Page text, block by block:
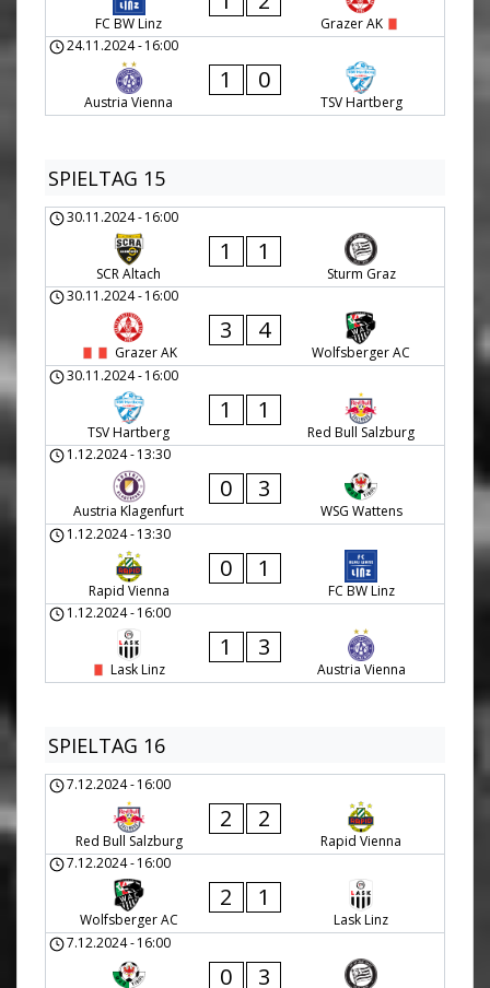
FC BW Linz
Grazer AK
24.11.2024-16:00
Austria Vienna
1 0
TSV Hartberg
SPIELTAG 15
30.11.2024-16:00
SCR Altach
1 1
Sturm Graz
30.11.2024-16:00
Grazer AK
3 4
Wolfsberger AC
30.11.2024-16:00
TSV Hartberg
1 1
Red Bull Salzburg
1.12.2024-13:30
Austria Klagenfurt
0 3
WSG Wattens
1.12.2024-13:30
Rapid Vienna
0 1
FC BW Linz
1.12.2024-16:00
Lask Linz
1 3
Austria Vienna
SPIELTAG 16
7.12.2024-16:00
Red Bull Salzburg
2 2
Rapid Vienna
7.12.2024-16:00
Wolfsberger AC
2 1
Lask Linz
7.12.2024-16:00
0 3